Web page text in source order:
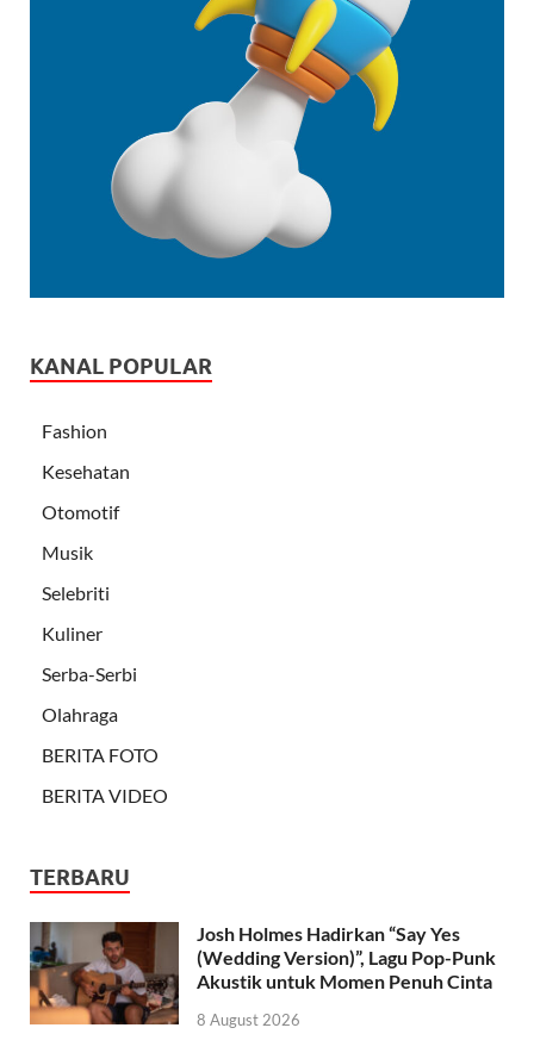
KANAL POPULAR
Fashion
Kesehatan
Otomotif
Musik
Selebriti
Kuliner
Serba-Serbi
Olahraga
BERITA FOTO
BERITA VIDEO
TERBARU
Josh Holmes Hadirkan “Say Yes
(Wedding Version)”, Lagu Pop-Punk
Akustik untuk Momen Penuh Cinta
8 August 2026